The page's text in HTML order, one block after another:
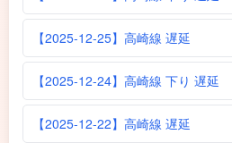
【2025-12-25】高崎線 遅延
【2025-12-24】高崎線 下り 遅延
【2025-12-22】高崎線 遅延